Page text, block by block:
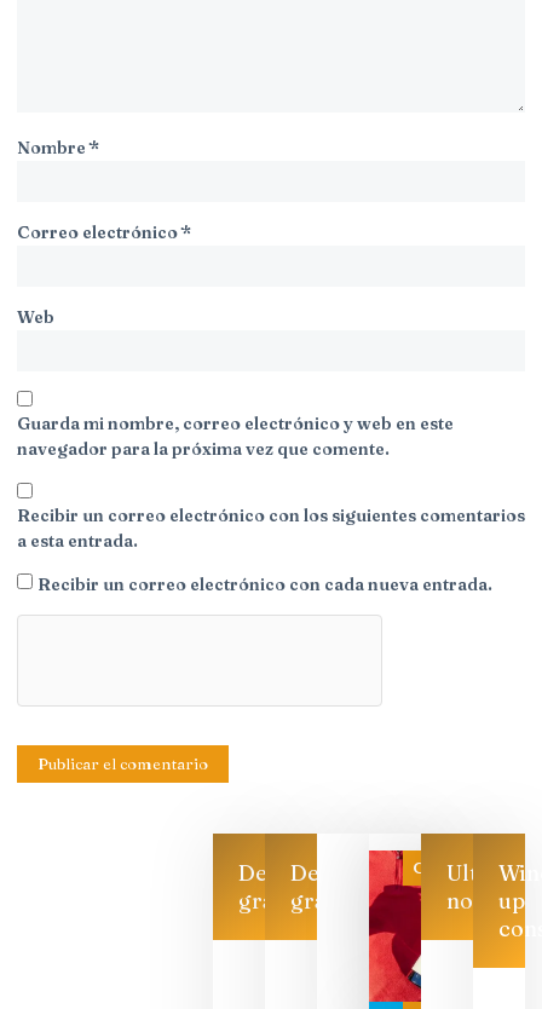
Nombre*
Correo electrónico*
Web
Guarda mi nombre, correo electrónico y web en este
navegador para la próxima vez que comente.
Recibir un correo electrónico con los siguientes comentarios
a esta entrada.
Recibir un correo electrónico con cada nueva entrada.
Descarga
gratis
Descarga
gratis
CategoríaUltimas
noticias
up